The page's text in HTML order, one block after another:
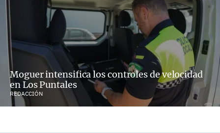
Moguer intensifica los controles de velocidad
en Los Puntales
REDACCIÓN